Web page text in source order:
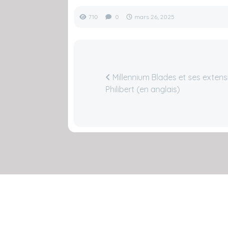
710 0 mars 26, 2025
Millennium Blades et ses
Philibert (en anglais)